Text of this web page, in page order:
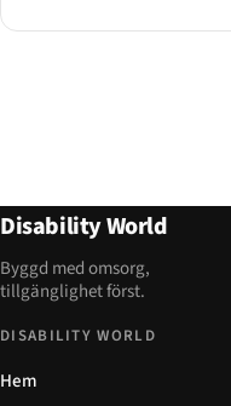
Disability World
Byggd med omsorg,
tillgänglighet först.
DISABILITY WORLD
Hem